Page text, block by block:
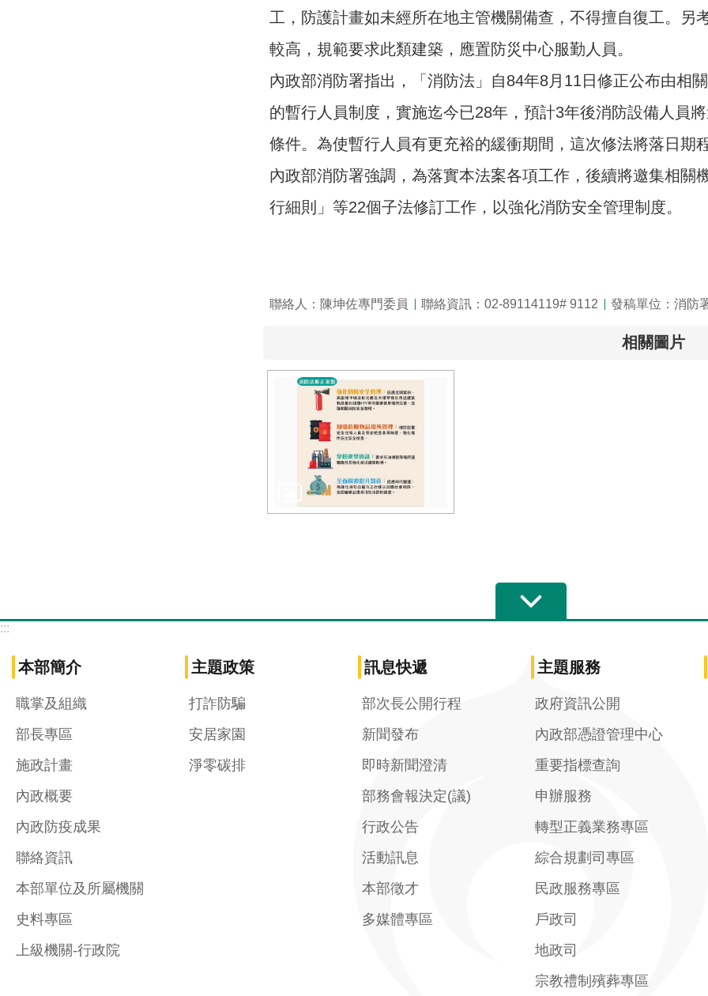
工，防護計畫如未經所在地主管機關備查，不得擅自復工。另
較高，規範要求此類建築，應置防災中心服勤人員。
內政部消防署指出，「消防法」自84年8月11日修正公布由相
的暫行人員制度，實施迄今已28年，預計3年後消防設備人員
條件。為使暫行人員有更充裕的緩衝期間，這次修法將落日期
內政部消防署強調，為落實本法案各項工作，後續將邀集相關
行細則」等22個子法修訂工作，以強化消防安全管理制度。
聯絡人：陳坤佐專門委員 聯絡資訊：02-89114119# 9112 發稿單位：消防
相關圖片
:::
本部簡介
職掌及組織
部長專區
施政計畫
內政概要
內政防疫成果
聯絡資訊
本部單位及所屬機關
史料專區
上級機關-行政院
主題政策
打詐防騙
安居家園
淨零碳排
訊息快遞
部次長公開行程
新聞發布
即時新聞澄清
部務會報決定(議)
行政公告
活動訊息
本部徵才
多媒體專區
主題服務
政府資訊公開
內政部憑證管理中心
重要指標查詢
申辦服務
轉型正義業務專區
綜合規劃司專區
民政服務專區
戶政司
地政司
宗教禮制殯葬專區